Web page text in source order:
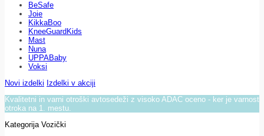
BeSafe
Joie
KikkaBoo
KneeGuardKids
Mast
Nuna
UPPABaby
Voksi
Novi izdelki Izdelki v akciji
Kvalitetni in varni otroški avtosedeži z visoko ADAC oceno - ker je varnost
otroka na 1. mestu.
Kategorija Vozički